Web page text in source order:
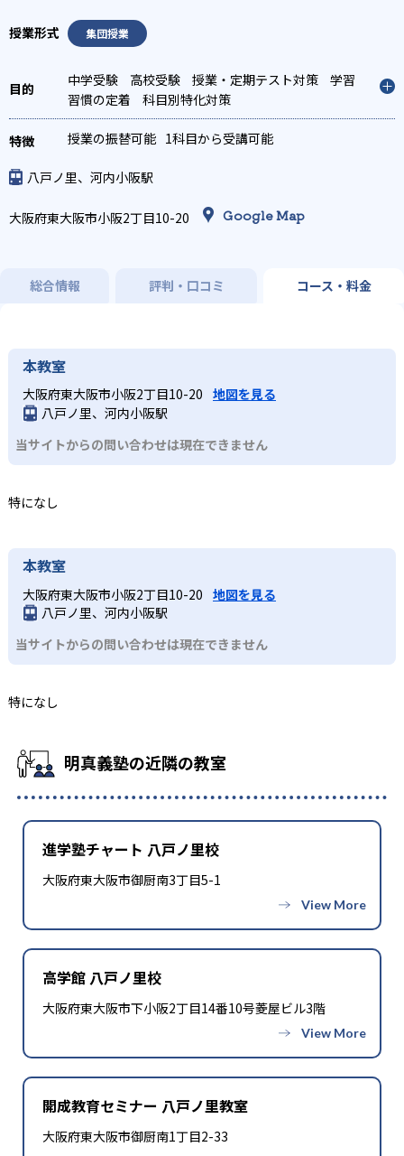
集団授業
中学受験 高校受験 授業・定期テスト対策
学習
習慣の定着
科目別特化対策
授業の振替可能 1科目から受講可能
八戸ノ里、河内小阪駅
大阪府東大阪市小阪2丁目10-20 Google Map
総合情報 評判・口コミ コース・料金
本教室
大阪府東大阪市小阪2丁目10-20 地図を見る
八戸ノ里、河内小阪駅
当サイトからの問い合わせは現在できません
特になし
本教室
大阪府東大阪市小阪2丁目10-20 地図を見る
八戸ノ里、河内小阪駅
当サイトからの問い合わせは現在できません
特になし
明真義塾の近隣の教室
進学塾チャート 八戸ノ里校
大阪府東大阪市御厨南3丁目5-1
高学館 八戸ノ里校
大阪府東大阪市下小阪2丁目14番10号菱屋ビル3階
開成教育セミナー 八戸ノ里教室
大阪府東大阪市御厨南1丁目2-33